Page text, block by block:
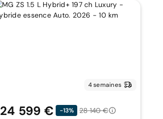
4 semaines
24 599 € -13%
28 140 €